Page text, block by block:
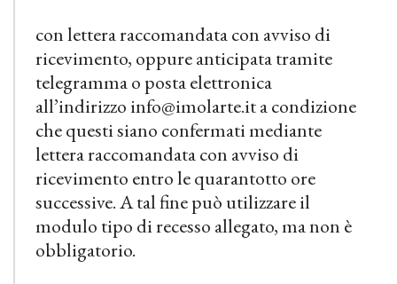
con lettera raccomandata con avviso di
ricevimento, oppure anticipata tramite
telegramma o posta elettronica
all’indirizzo info@imolarte.it a condizione
che questi siano confermati mediante
lettera raccomandata con avviso di
ricevimento entro le quarantotto ore
successive. A tal fine può utilizzare il
modulo tipo di recesso allegato, ma non è
obbligatorio.